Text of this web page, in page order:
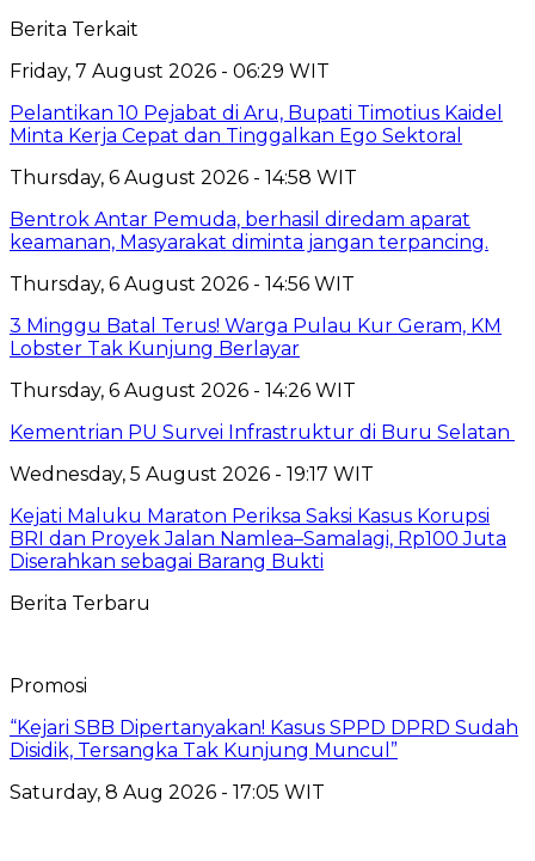
Berita Terkait
Friday, 7 August 2026 - 06:29 WIT
Pelantikan 10 Pejabat di Aru, Bupati Timotius Kaidel
Minta Kerja Cepat dan Tinggalkan Ego Sektoral
Thursday, 6 August 2026 - 14:58 WIT
Bentrok Antar Pemuda, berhasil diredam aparat
keamanan, Masyarakat diminta jangan terpancing.
Thursday, 6 August 2026 - 14:56 WIT
3 Minggu Batal Terus! Warga Pulau Kur Geram, KM
Lobster Tak Kunjung Berlayar
Thursday, 6 August 2026 - 14:26 WIT
Kementrian PU Survei Infrastruktur di Buru Selatan
Wednesday, 5 August 2026 - 19:17 WIT
Kejati Maluku Maraton Periksa Saksi Kasus Korupsi
BRI dan Proyek Jalan Namlea–Samalagi, Rp100 Juta
Diserahkan sebagai Barang Bukti
Berita Terbaru
Promosi
“Kejari SBB Dipertanyakan! Kasus SPPD DPRD Sudah
Disidik, Tersangka Tak Kunjung Muncul”
Saturday, 8 Aug 2026 - 17:05 WIT